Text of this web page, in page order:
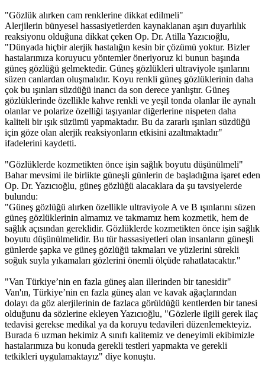
"Gözlük alırken cam renklerine dikkat edilmeli"
Alerjilerin bünyesel hassasiyetlerden kaynaklanan aşırı duyarlılık
reaksiyonu olduğuna dikkat çeken Op. Dr. Atilla Yazıcıoğlu,
"Dünyada hiçbir alerjik hastalığın kesin bir çözümü yoktur. Bizler
hastalarımıza koruyucu yöntemler öneriyoruz ki bunun başında
güneş gözlüğü gelmektedir. Güneş gözlükleri ultraviyole ışınlarını
süzen canlardan oluşmalıdır. Koyu renkli güneş gözlüklerinin daha
çok bu ışınları süzdüğü inancı da son derece yanlıştır. Güneş
gözlüklerinde özellikle kahve renkli ve yeşil tonda olanlar ile aynalı
olanlar ve polarize özelliği taşıyanlar diğerlerine nispeten daha
kaliteli bir ışık süzümü yapmaktadır. Bu da zararlı ışınları süzdüğü
için göze olan alerjik reaksiyonların etkisini azaltmaktadır"
ifadelerini kaydetti.
"Gözlüklerde kozmetikten önce işin sağlık boyutu düşünülmeli"
Bahar mevsimi ile birlikte güneşli günlerin de başladığına işaret eden
Op. Dr. Yazıcıoğlu, güneş gözlüğü alacaklara da şu tavsiyelerde
bulundu:
"Güneş gözlüğü alırken özellikle ultraviyole A ve B ışınlarını süzen
güneş gözlüklerinin almamız ve takmamız hem kozmetik, hem de
sağlık açısından gereklidir. Gözlüklerde kozmetikten önce işin sağlık
boyutu düşünülmelidir. Bu tür hassasiyetleri olan insanların güneşli
günlerde şapka ve güneş gözlüğü takmaları ve yüzlerini sürekli
soğuk suyla yıkamaları gözlerini önemli ölçüde rahatlatacaktır."
"Van Türkiye’nin en fazla güneş alan illerinden bir tanesidir"
Van'ın, Türkiye’nin en fazla güneş alan ve kavak ağaçlarından
dolayı da göz alerjilerinin de fazlaca görüldüğü kentlerden bir tanesi
olduğunu da sözlerine ekleyen Yazıcıoğlu, "Gözlerle ilgili gerek ilaç
tedavisi gerekse medikal ya da koruyu tedavileri düzenlemekteyiz.
Burada 6 uzman hekimiz A sınıfı kalitemiz ve deneyimli ekibimizle
hastalarımıza bu konuda gerekli testleri yapmakta ve gerekli
tetkikleri uygulamaktayız" diye konuştu.